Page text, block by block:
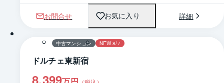
お問合せ お気に入り 詳細
1 / 0 間取り
中古マンション NEW 8/7
ドルチェ東新宿
8,399